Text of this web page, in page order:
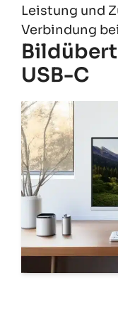
Leistung und
Verbindung
USB-C